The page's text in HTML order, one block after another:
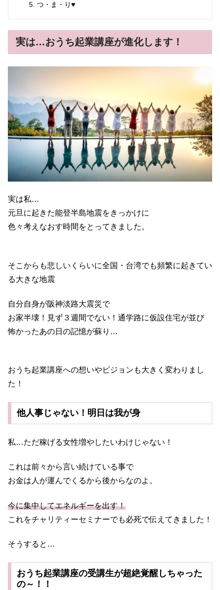
つ・ま・り♥
実は…おうち起業講座が進化します！
実は私…
元旦に起きた能登半島地震をきっかけに
色々考えなおす時間をとってきました。
そこからも悲しいくらいに全国・台湾でも頻繁に起きてい
る大きな地震
自分自身が阪神淡路大震災で
お家半壊！見ず３週間でない！通学路に仮設住宅が並び
怖かったあの日の記憶が蘇り…
おうち起業講座への想いやビジョンも大きく変わりまし
た！
他人事じゃない！明日は我が身
私…ただ稼げる女性増やしたいわけじゃない！
これは前々から言い続けている事で
お金は人が運んでくるから後からなのよ。
今に集中してエネルギーを出す！
これをチャリティーセミナーでも必死で伝えてきました！
そうすると…
おうち起業講座の受講生が超絶覚醒しちゃった
の～！！